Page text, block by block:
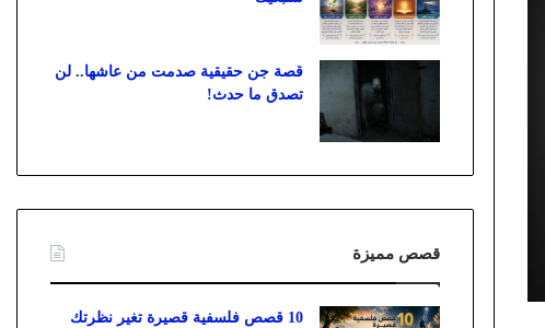
قصة جن حقيقية صدمت من عاشها.. لن
تصدق ما حدث!
قصص مميزة
10 قصص فلسفية قصيرة تغير نظرتك